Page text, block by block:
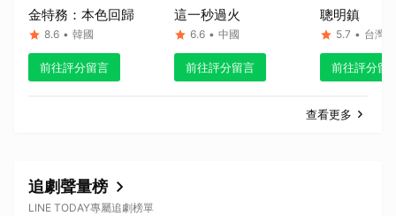
金特務：本色回歸
8.6 • 韓國
前往評分留言
這一秒過火
6.6 • 中國
前往評分留言
聰明鎮
5.7 • 台灣
前往評分留
查看更多
追劇聲量榜
LINE TODAY專屬追劇榜單